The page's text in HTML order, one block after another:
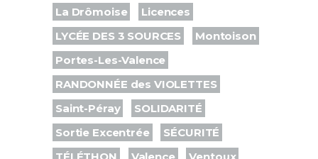
La Drômoise
Licences
LYCÉE DES 3 SOURCES
Montoison
Portes-Les-Valence
RANDONNÉE des VIOLETTES
Saint-Péray
SOLIDARITÉ
Sortie Excentrée
SÉCURITÉ